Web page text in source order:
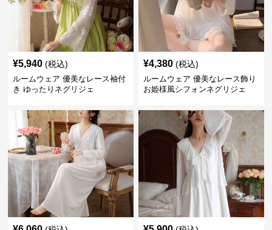
¥5,940 (税込)
ルームウェア 優美なレース袖付
き ゆったりネグリジェ
¥4,380 (税込)
ルームウェア 優美なレース飾り
お姫様風シフォンネグリジェ